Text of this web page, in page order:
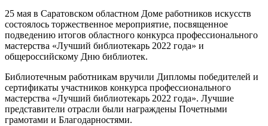
25 мая в Саратовском областном Доме работников искусств
состоялось торжественное мероприятие, посвященное
подведению итогов областного конкурса профессионального
мастерства «Лучший библиотекарь 2022 года» и
общероссийскому Дню библиотек.
Библиотечным работникам вручили Дипломы победителей и
сертификаты участников конкурса профессионального
мастерства «Лучший библиотекарь 2022 года». Лучшие
представители отрасли были награждены Почетными
грамотами и Благодарностями.